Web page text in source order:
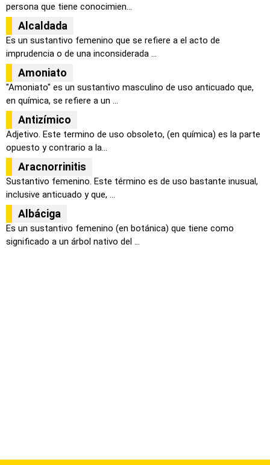
persona que tiene conocimien...
Alcaldada
Es un sustantivo femenino que se refiere a el acto de
imprudencia o de una inconsiderada ...
Amoniato
"Amoniato" es un sustantivo masculino de uso anticuado que,
en química, se refiere a un ...
Antizímico
Adjetivo. Este termino de uso obsoleto, (en química) es la parte
opuesto y contrario a la...
Aracnorrinitis
Sustantivo femenino. Este término es de uso bastante inusual,
inclusive anticuado y que, ...
Albáciga
Es un sustantivo femenino (en botánica) que tiene como
significado a un árbol nativo del ...